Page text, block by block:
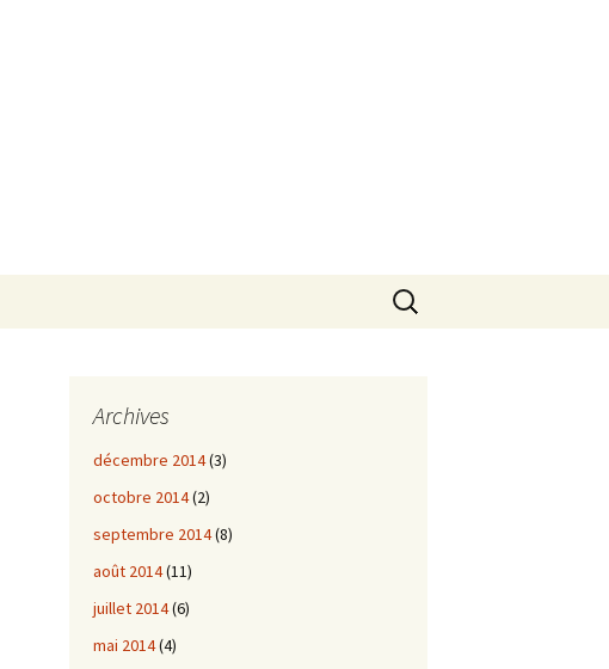
Rechercher :
Archives
décembre 2014(3)
octobre 2014(2)
septembre 2014(8)
août 2014(11)
juillet 2014(6)
mai 2014(4)